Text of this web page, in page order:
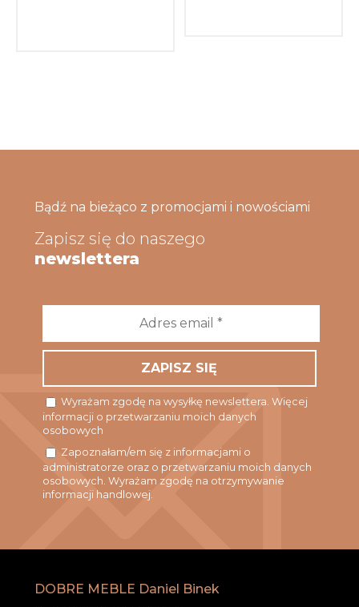
Bądź na bieżąco z promocjami i nowościami
Zapisz się do naszego
newslettera
*
Wyrażam zgodę na wysyłkę newslettera. Więcej
informacji o przetwarzaniu moich danych
osobowych
Zapoznałam/em się z informacjami o
administratorze oraz o przetwarzaniu moich danych
osobowych. Wyrażam zgodę na otrzymywanie
informacji handlowej.
DOBRE MEBLE Daniel Binek